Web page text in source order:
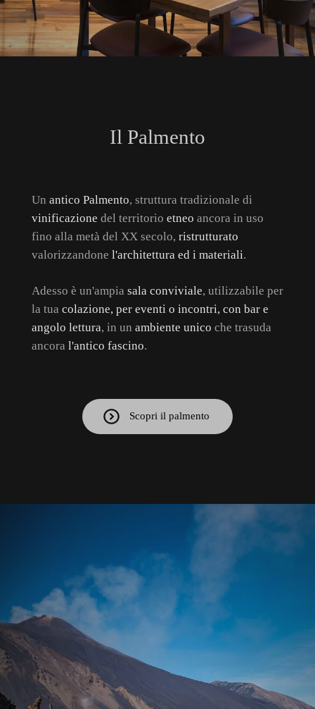
Il Palmento
Un antico Palmento, struttura tradizionale di
vinificazione del territorio etneo ancora in uso
fino alla metà del XX secolo, ristrutturato
valorizzandone l'architettura ed i materiali.
Adesso è un'ampia sala conviviale, utilizzabile per
la tua colazione, per eventi o incontri, con bar e
angolo lettura, in un ambiente unico che trasuda
ancora l'antico fascino.
Scopri il palmento